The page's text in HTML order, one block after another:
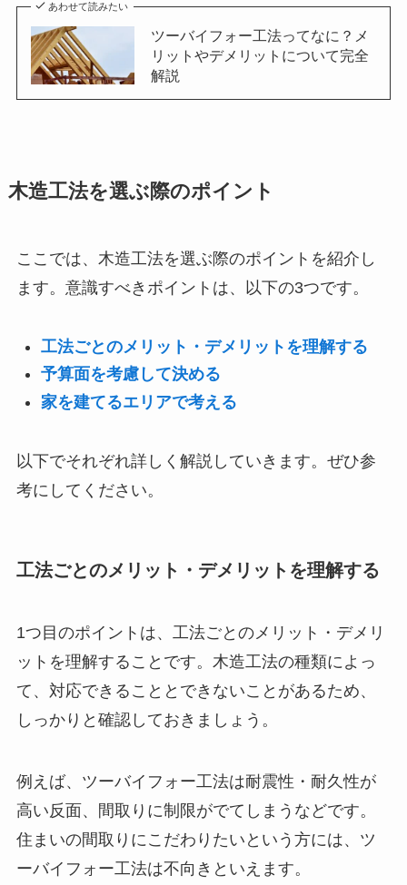
あわせて読みたい
ツーバイフォー工法ってなに？メ
リットやデメリットについて完全
解説
木造工法を選ぶ際のポイント
ここでは、木造工法を選ぶ際のポイントを紹介し
ます。意識すべきポイントは、以下の3つです。
工法ごとのメリット・デメリットを理解する
予算面を考慮して決める
家を建てるエリアで考える
以下でそれぞれ詳しく解説していきます。ぜひ参
考にしてください。
工法ごとのメリット・デメリットを理解する
1つ目のポイントは、工法ごとのメリット・デメリ
ットを理解することです。木造工法の種類によっ
て、対応できることとできないことがあるため、
しっかりと確認しておきましょう。
例えば、ツーバイフォー工法は耐震性・耐久性が
高い反面、間取りに制限がでてしまうなどです。
住まいの間取りにこだわりたいという方には、ツ
ーバイフォー工法は不向きといえます。